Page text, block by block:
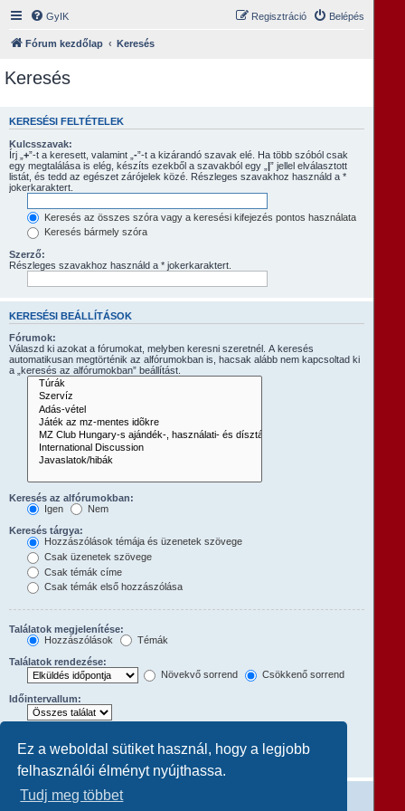
Ez a weboldal sütiket használ, hogy a legjobb
felhasználói élményt nyújthassa.
Tudj meg többet
GyIK Belépés
Regisztráció
Fórum kezdőlap Keresés
Keresés
KERESÉSI FELTÉTELEK
Kulcsszavak:
Írj „ +”-t a keresett, valamint „ -”-t a kizárandó szavak elé. Ha több szóból csak
egy megtalálása is elég, készíts ezekből a szavakból egy „ |” jellel elválasztott
listát, és tedd az egészet zárójelek közé. Részleges szavakhoz használd a *
jokerkaraktert.
Keresés az összes szóra vagy a keresési kifejezés pontos használata
Keresés bármely szóra
Szerző:
Részleges szavakhoz használd a * jokerkaraktert.
KERESÉSI BEÁLLÍTÁSOK
Fórumok:
Válaszd ki azokat a fórumokat, melyben keresni szeretnél. A keresés
automatikusan megtörténik az alfórumokban is, hacsak alább nem kapcsoltad ki
a „keresés az alfórumokban” beállítást.
Keresés az alfórumokban:
Igen
Nem
Keresés tárgya:
Hozzászólások témája és üzenetek szövege
Csak üzenetek szövege
Csak témák címe
Csak témák első hozzászólása
Találatok megjelenítése:
Hozzászólások
Témák
Találatok rendezése:
Növekvő sorrend
Csökkenő sorrend
Időintervallum:
A teljes hozzászólás megjelenítéséhez állítsd 0-ra.